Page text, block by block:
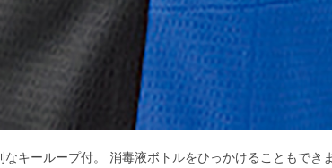
キーループ付。 消毒液ボトルをひっかけることもできま